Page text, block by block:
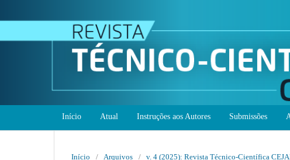
Início Atual Instruções aos Autores Submissões
Início / Arquivos / v. 4 (2025): Revista Técnico-Científica